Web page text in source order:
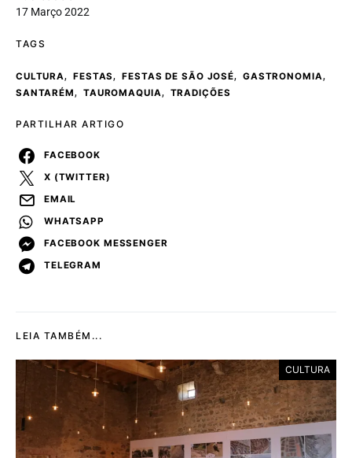
17 Março 2022
TAGS
CULTURA, FESTAS, FESTAS DE SÃO JOSÉ, GASTRONOMIA,
SANTARÉM, TAUROMAQUIA, TRADIÇÕES
PARTILHAR ARTIGO
FACEBOOK
X (TWITTER)
EMAIL
WHATSAPP
FACEBOOK MESSENGER
TELEGRAM
LEIA TAMBÉM...
CULTURA